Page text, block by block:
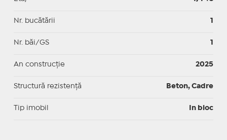
Nr. bucătării 1
Nr. băi/GS 1
An construcție 2025
Structură rezistență Beton, Cadre
Tip imobil In bloc